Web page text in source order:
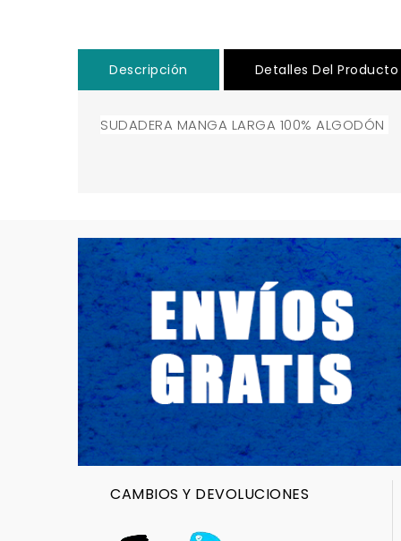
Descripción Detalles Del Producto
SUDADERA MANGA LARGA 100% ALGODÓN
CAMBIOS Y DEVOLUCIONES